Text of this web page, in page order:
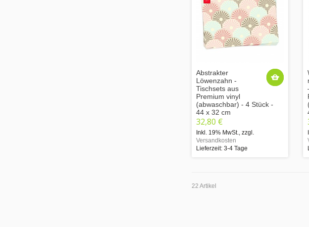
Abstrakter
Löwenzahn -
Tischsets aus
Premium vinyl
(abwaschbar) - 4 Stück -
44 x 32 cm
32,80 €
Inkl. 19% MwSt. zzgl.
Versandkosten
Lieferzeit: 3-4 Tage
22 Artikel